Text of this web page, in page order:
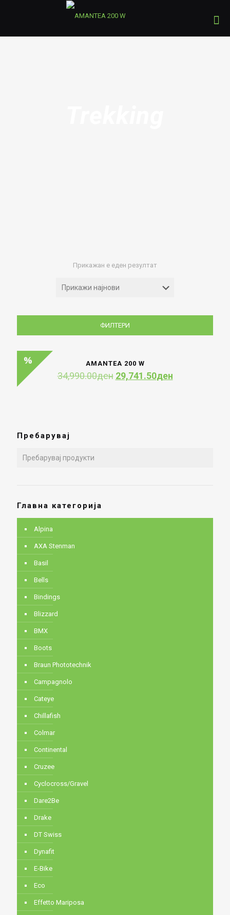
Прикажан е еден резултат
ФИЛТЕРИ
AMANTEA 200 W
34,990.00ден Original
29,741.50денCurrent
Пребарувај
Главна категорија
Alpina
AXA Stenman
Basil
Bells
Bindings
Blizzard
BMX
Boots
Braun Phototechnik
Campagnolo
Cateye
Chillafish
Colmar
Continental
Cruzee
Cyclocross/Gravel
Dare2Be
Drake
DT Swiss
Dynafit
E-Bike
Eco
Effetto Mariposa